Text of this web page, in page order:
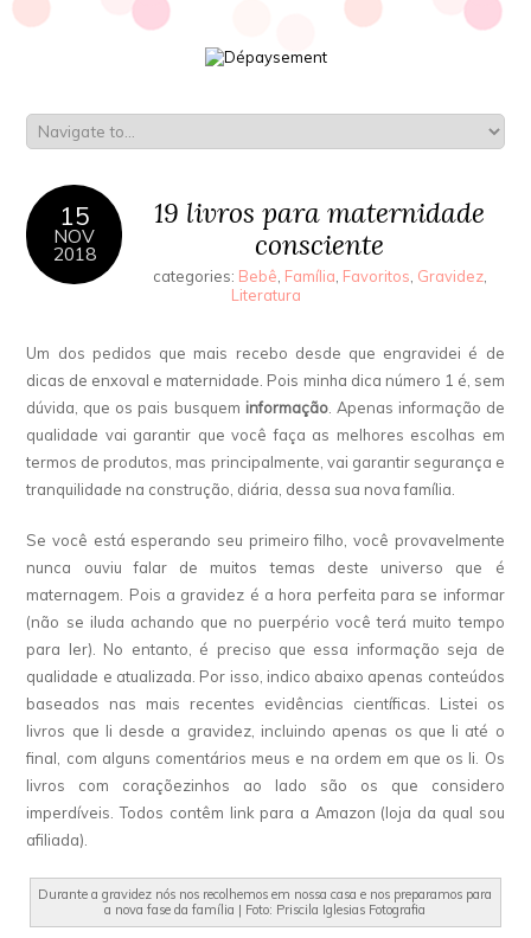
15
NOV
2018
19 livros para maternidade
consciente
categories: Bebê Família Favoritos Gravidez,
Literatura
Um dos pedidos que mais recebo desde que engravidei é de
dicas de enxoval e maternidade. Pois minha dica número 1 é, sem
dúvida, que os pais busquem informação. Apenas informação de
qualidade vai garantir que você faça as melhores escolhas em
termos de produtos, mas principalmente, vai garantir segurança e
tranquilidade na construção, diária, dessa sua nova família.
Se você está esperando seu primeiro filho, você provavelmente
nunca ouviu falar de muitos temas deste universo que é
maternagem. Pois a gravidez é a hora perfeita para se informar
(não se iluda achando que no puerpério você terá muito tempo
para ler). No entanto, é preciso que essa informação seja de
qualidade e atualizada. Por isso, indico abaixo apenas conteúdos
baseados nas mais recentes evidências científicas. Listei os
livros que li desde a gravidez, incluindo apenas os que li até o
final, com alguns comentários meus e na ordem em que os li. Os
livros com coraçõezinhos ao lado são os que considero
imperdíveis. Todos contêm link para a Amazon (loja da qual sou
afiliada).
Durante a gravidez nós nos recolhemos em nossa casa e nos preparamos para
a nova fase da família | Foto: Priscila Iglesias Fotografia